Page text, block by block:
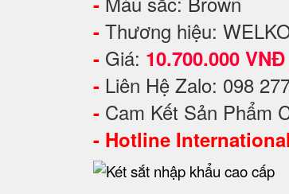
- Thương hiệu:
- Giá: 10.700.000 VNĐ
- Liên Hệ Zalo: 098
- Cam Kết Sản Phẩm
- Hotline